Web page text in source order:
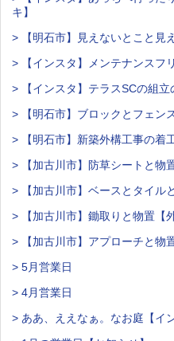
キ】
> 【明石市】見えないとこと見
> 【インスタ】メンテナンスフ
> 【インスタ】テラスSCの組立
> 【明石市】ブロックとフェン
> 【明石市】新築外構工事の着
> 【加古川市】防草シートと物
> 【加古川市】ベースとタイル
> 【加古川市】鋤取りと物置【
> 【加古川市】アプローチと物
> 5月営業日
> 4月営業日
> ああ、ええなぁ。なお庭【イ